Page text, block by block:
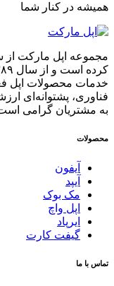
همیشه در کنار شما
خدمات محصولات اپل
فناوری، پشتوانه‌ای
به مشتریان گرامی
محصولات
آیفون
آیپد
مک بوک
اپل واچ
ایرپاد
گیفت کارت
تماس با ما